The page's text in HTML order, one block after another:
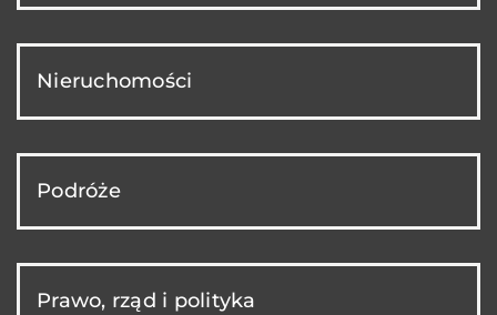
Nieruchomości
Podróże
Prawo, rząd i polityka